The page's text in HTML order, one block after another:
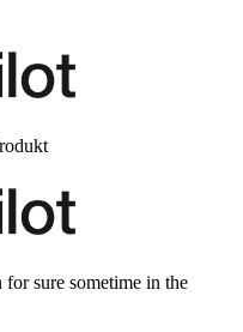
sure sometime in the